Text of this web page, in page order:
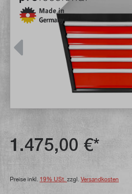
1.475,00 €*
Preise inkl. 19% USt. zzgl. Versandkosten